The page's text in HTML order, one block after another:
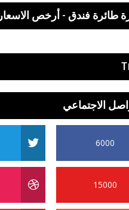
طائرة فندق - أرخص الاسعار
الاجتماعي
6000
15000